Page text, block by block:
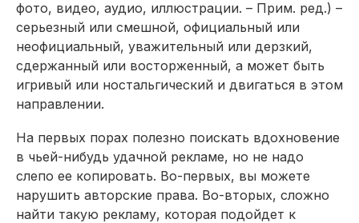
фото, видео, аудио, иллюстрации. – Прим. ред.) –
серьезный или смешной, официальный или
неофициальный, уважительный или дерзкий,
сдержанный или восторженный, а может быть
игривый или ностальгический и двигаться в этом
направлении.
На первых порах полезно поискать вдохновение
в чьей-нибудь удачной рекламе, но не надо
слепо ее копировать. Во-первых, вы можете
нарушить авторские права. Во-вторых, сложно
найти такую рекламу, которая подойдет к